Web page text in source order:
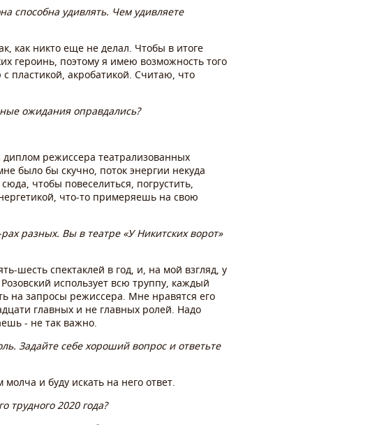
способна удивлять. Чем удивляете
как никто еще не делал. Чтобы в итоге
героинь, поэтому я имею возможность того
пластикой, акробатикой. Считаю, что
ожидания оправдались?
режиссера театрализованных
было бы скучно, поток энергии некуда
чтобы повеселиться, погрустить,
что-то примеряешь на свою
разных. Вы в театре «У Никитских ворот»
шесть спектаклей в год, и, на мой взгляд, у
использует всю труппу, каждый
на запросы режиссера. Мне нравятся его
главных и не главных ролей. Надо
- не так важно.
Задайте себе хороший вопрос и ответьте
и буду искать на него ответ.
трудного 2020 года?